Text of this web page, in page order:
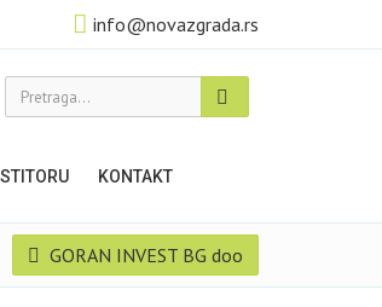
info@novazgrada.rs
Pretraga...
KONTAKT
GORAN INVEST BG doo